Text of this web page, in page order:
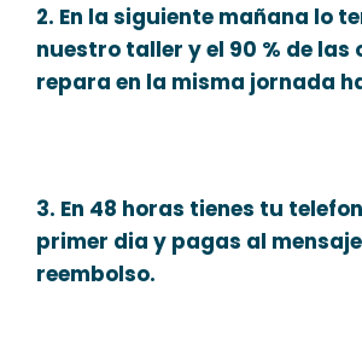
2. En la siguiente mañana lo
nuestro taller y el 90 % de las
repara en la misma jornada
3. En 48 horas tienes tu
primer dia y pagas al
reembolso.